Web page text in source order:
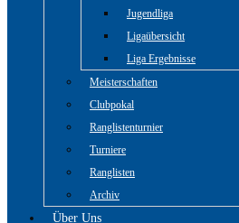
Jugendliga
Ligaübersicht
Liga Ergebnisse
Meisterschaften
Clubpokal
Ranglistenturnier
Turniere
Ranglisten
Archiv
Über Uns